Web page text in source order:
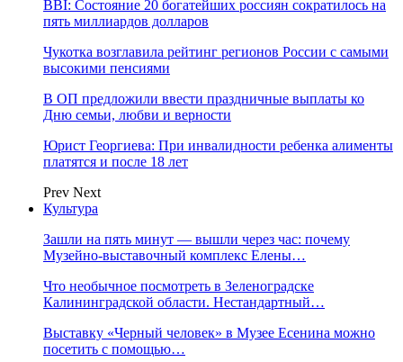
BBI: Состояние 20 богатейших россиян сократилось на
пять миллиардов долларов
Чукотка возглавила рейтинг регионов России с самыми
высокими пенсиями
В ОП предложили ввести праздничные выплаты ко
Дню семьи, любви и верности
Юрист Георгиева: При инвалидности ребенка алименты
платятся и после 18 лет
Prev Next
Культура
Зашли на пять минут — вышли через час: почему
Музейно-выставочный комплекс Елены…
Что необычное посмотреть в Зеленоградске
Калининградской области. Нестандартный…
Выставку «Черный человек» в Музее Есенина можно
посетить с помощью…